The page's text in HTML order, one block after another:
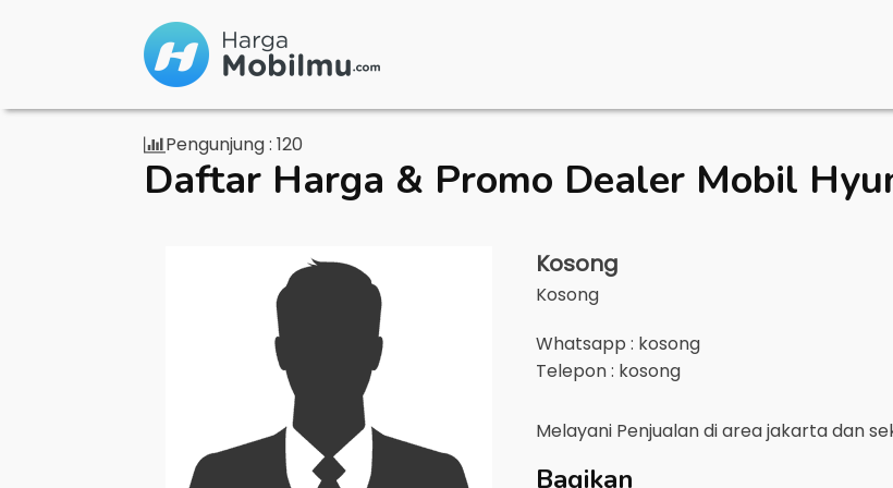
Pengunjung : 120
Daftar Harga & Promo Dealer Mobil
Kosong
Kosong
Whatsapp : kosong
Telepon : kosong
Melayani Penjualan di areajakartadan
Bagikan